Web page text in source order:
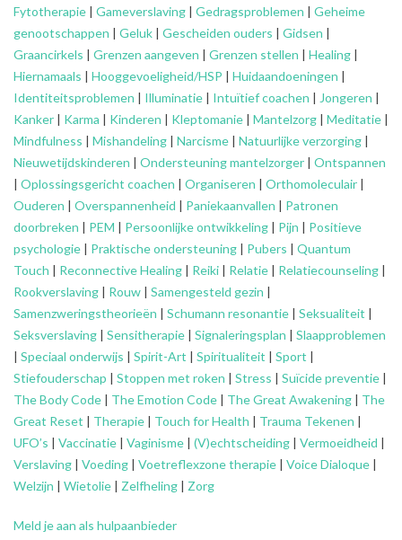
Fytotherapie | Gameverslaving | Gedragsproblemen | Geheime
genootschappen | Geluk | Gescheiden ouders | Gidsen |
Graancirkels | Grenzen aangeven | Grenzen stellen | Healing |
Hiernamaals | Hooggevoeligheid/HSP | Huidaandoeningen |
Identiteitsproblemen | Illuminatie | Intuïtief coachen | Jongeren |
Kanker | Karma | Kinderen | Kleptomanie | Mantelzorg | Meditatie |
Mindfulness | Mishandeling | Narcisme | Natuurlijke verzorging |
Nieuwetijdskinderen | Ondersteuningmantelzorger | Ontspannen
| Oplossingsgericht coachen | Organiseren | Orthomoleculair |
Ouderen | Overspannenheid | Paniekaanvallen | Patronen
doorbreken | PEM | Persoonlijke ontwikkeling | Pijn | Positieve
psychologie | Praktische ondersteuning | Pubers | Quantum
Touch | Reconnective Healing | Reiki | Relatie | Relatiecounseling |
Rookverslaving | Rouw | Samengesteld gezin |
Samenzweringstheorieën | Schumann resonantie | Seksualiteit |
Seksverslaving | Sensitherapie | Signaleringsplan | Slaapproblemen
| Speciaal onderwijs | Spirit-Art | Spiritualiteit | Sport |
Stiefouderschap | Stoppen met roken | Stress | Suïcide preventie |
The Body Code | The Emotion Code | The Great Awakening | The
Great Reset | Therapie | Touch for Health | Trauma Tekenen |
UFO’s | Vaccinatie | Vaginisme | (V)echtscheiding | Vermoeidheid |
Verslaving | Voeding | Voetreflexzone therapie | Voice Dialoque |
Welzijn | Wietolie | Zelfheling | Zorg
Meld je aan als hulpaanbieder